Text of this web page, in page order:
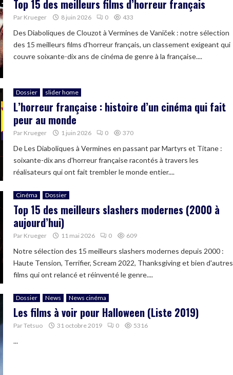
Top 15 des meilleurs films d’horreur français
Par Krueger 8 juin 2026 0 433
Des Diaboliques de Clouzot à Vermines de Vaniček : notre sélection
des 15 meilleurs films d'horreur français, un classement exigeant qui
couvre soixante-dix ans de cinéma de genre à la française....
Dossier slider home
L’horreur française : histoire d’un cinéma qui fait
peur au monde
Par Krueger 1 juin 2026 0 370
De Les Diaboliques à Vermines en passant par Martyrs et Titane :
soixante-dix ans d'horreur française racontés à travers les
réalisateurs qui ont fait trembler le monde entier....
Cinéma Dossier
Top 15 des meilleurs slashers modernes (2000 à
aujourd’hui)
Par Krueger 11 mai 2026 0 609
Notre sélection des 15 meilleurs slashers modernes depuis 2000 :
Haute Tension, Terrifier, Scream 2022, Thanksgiving et bien d'autres
films qui ont relancé et réinventé le genre....
Dossier News News cinéma
Les films à voir pour Halloween (Liste 2019)
ParTetsuo 31 octobre 2019 0 5316
...